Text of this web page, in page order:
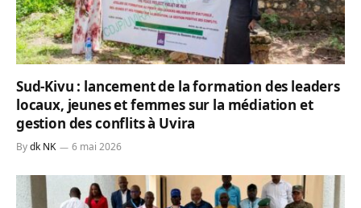
Sud-Kivu : lancement de la formation des leaders
locaux, jeunes et femmes sur la médiation et
gestion des conflits à Uvira
Bydk NK 6 mai 2026